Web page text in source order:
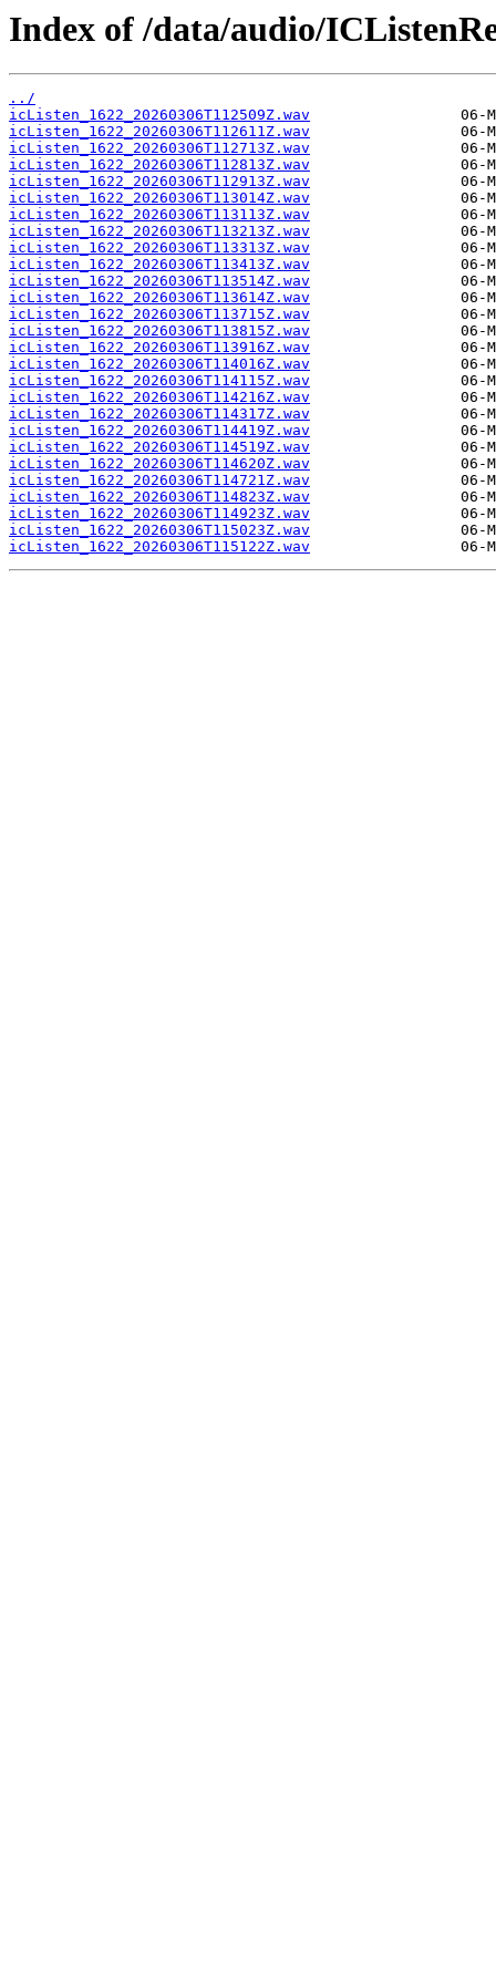
Index of /data/audio/
../
icListen_1622_20260306T112509Z.wav
icListen_1622_20260306T112611Z.wav
icListen_1622_20260306T112713Z.wav
icListen_1622_20260306T112813Z.wav
icListen_1622_20260306T112913Z.wav
icListen_1622_20260306T113014Z.wav
icListen_1622_20260306T113113Z.wav
icListen_1622_20260306T113213Z.wav
icListen_1622_20260306T113313Z.wav
icListen_1622_20260306T113413Z.wav
icListen_1622_20260306T113514Z.wav
icListen_1622_20260306T113614Z.wav
icListen_1622_20260306T113715Z.wav
icListen_1622_20260306T113815Z.wav
icListen_1622_20260306T113916Z.wav
icListen_1622_20260306T114016Z.wav
icListen_1622_20260306T114115Z.wav
icListen_1622_20260306T114216Z.wav
icListen_1622_20260306T114317Z.wav
icListen_1622_20260306T114419Z.wav
icListen_1622_20260306T114519Z.wav
icListen_1622_20260306T114620Z.wav
icListen_1622_20260306T114721Z.wav
icListen_1622_20260306T114823Z.wav
icListen_1622_20260306T114923Z.wav
icListen_1622_20260306T115023Z.wav
icListen_1622_20260306T115122Z.wav